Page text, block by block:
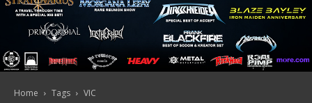
Home Tags VIC